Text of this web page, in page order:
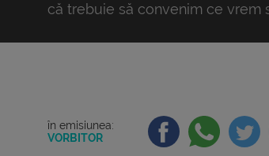
că trebuie să convenim ce vrem
în emisiunea:
VORBITOR